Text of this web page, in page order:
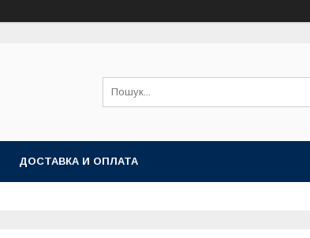
ДОСТАВКА И ОПЛАТА